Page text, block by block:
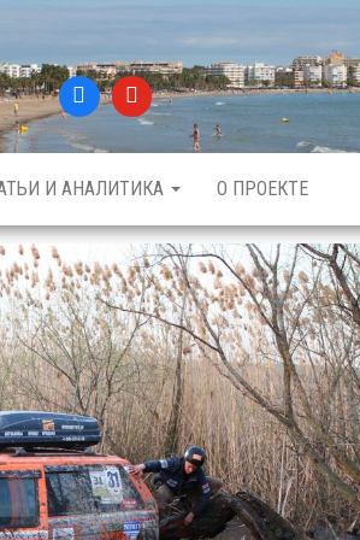
И АНАЛИТИКА О ПРОЕКТЕ